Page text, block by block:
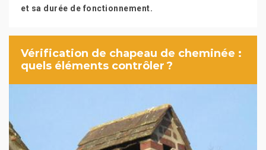
et sa durée de fonctionnement.
Vérification de chapeau de cheminée :
quels éléments contrôler ?